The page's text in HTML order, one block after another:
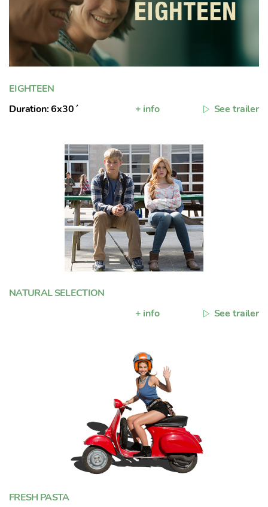
EIGHTEEN
Duration: 6x30´
+ info See trailer
NATURAL SELECTION
+ info
See trailer
FRESH PASTA